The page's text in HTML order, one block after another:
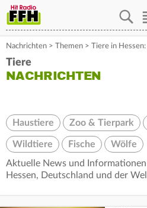
Nachrichten > Themen > Tiere in
Tiere
NACHRICHTEN
Haustiere Zoo & Tierpark
Wildtiere Fische
Wölfe
Aktuelle News und
Hessen, Deutschland und der